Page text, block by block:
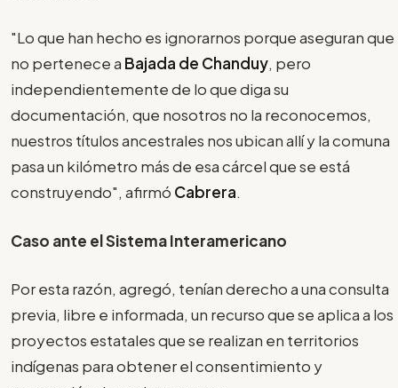
"Lo que han hecho es ignorarnos porque aseguran que
no pertenece a Bajada de Chanduy, pero
independientemente de lo que diga su
documentación, que nosotros no la reconocemos,
nuestros títulos ancestrales nos ubican allí y la comuna
pasa un kilómetro más de esa cárcel que se está
construyendo", afirmó Cabrera.
Caso ante el Sistema Interamericano
Por esta razón, agregó, tenían derecho a una consulta
previa, libre e informada, un recurso que se aplica a los
proyectos estatales que se realizan en territorios
indígenas para obtener el consentimiento y